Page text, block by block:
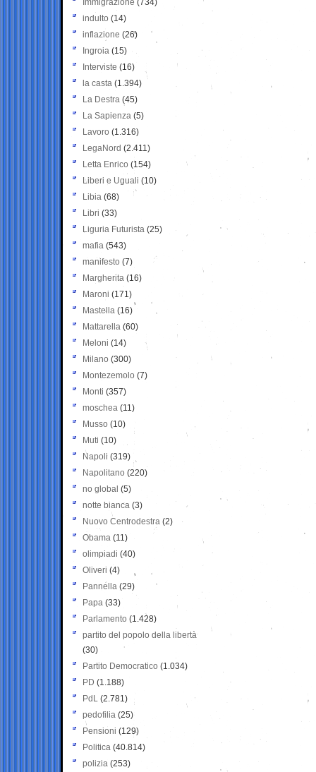
Immigrazione (734)
indulto (14)
inflazione (26)
Ingroia (15)
Interviste (16)
la casta (1.394)
La Destra (45)
La Sapienza (5)
Lavoro (1.316)
LegaNord (2.411)
Letta Enrico (154)
Liberi e Uguali (10)
Libia (68)
Libri (33)
Liguria Futurista (25)
mafia (543)
manifesto (7)
Margherita (16)
Maroni (171)
Mastella (16)
Mattarella (60)
Meloni (14)
Milano (300)
Montezemolo (7)
Monti (357)
moschea (11)
Musso (10)
Muti (10)
Napoli (319)
Napolitano (220)
no global (5)
notte bianca (3)
Nuovo Centrodestra (2)
Obama (11)
olimpiadi (40)
Oliveri (4)
Pannella (29)
Papa (33)
Parlamento (1.428)
partito del popolo della libertà
(30)
Partito Democratico (1.034)
PD (1.188)
PdL (2.781)
pedofilia (25)
Pensioni (129)
Politica (40.814)
polizia (253)